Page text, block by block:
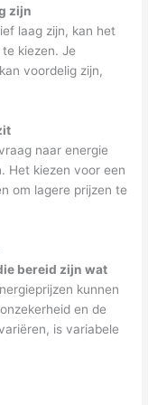
zijn
laag zijn, kan het
kiezen. Je
voordelig zijn,
naar energie
Het kiezen voor een
om lagere prijzen te
bereid zijn wat
kunnen
en de
is variabele